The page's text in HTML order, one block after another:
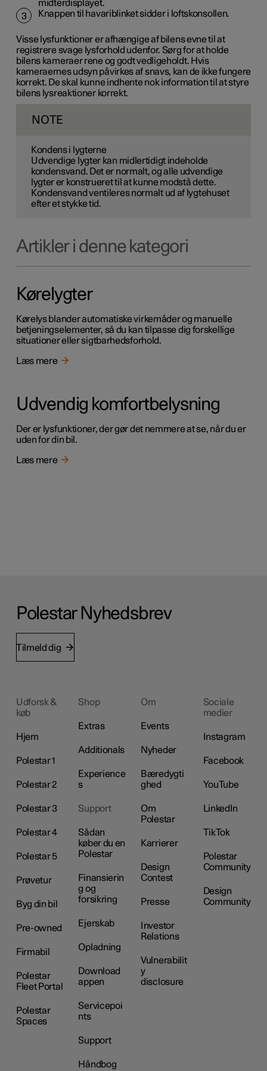
midterdisplayet.
3
Knappen til havariblinket sidder i loftskonsollen.
Visse lysfunktioner er afhængige af bilens evne til at
registrere svage lysforhold udenfor. Sørg for at holde
bilens kameraer rene og godt vedligeholdt. Hvis
kameraernes udsyn påvirkes af snavs, kan de ikke fungere
korrekt. De skal kunne indhente nok information til at styre
bilens lysreaktioner korrekt.
NOTE
Kondens i lygterne
Udvendige lygter kan midlertidigt indeholde
kondensvand. Det er normalt, og alle udvendige
lygter er konstrueret til at kunne modstå dette.
Kondensvand ventileres normalt ud af lygtehuset
efter et stykke tid.
Artikler i denne kategori
Kørelygter
Kørelys blander automatiske virkemåder og manuelle
betjeningselementer, så du kan tilpasse dig forskellige
situationer eller sigtbarhedsforhold.
Læs mere
Udvendig komfortbelysning
Der er lysfunktioner, der gør det nemmere at se, når du er
uden for din bil.
Læs mere
Polestar Nyhedsbrev
Tilmeld dig
Udforsk &
køb
Hjem
Polestar 1
Polestar 2
Polestar 3
Polestar 4
Polestar 5
Prøvetur
Byg din bil
Pre-owned
Firmabil
Polestar
Fleet Portal
Polestar
Spaces
Shop
Extras
Additionals
Experience
s
Support
Sådan
køber du en
Polestar
Finansierin
g og
forsikring
Ejerskab
Opladning
Download
appen
Servicepoi
nts
Support
Håndbog
Om
Events
Nyheder
Bæredygti
ghed
Om
Polestar
Karrierer
Design
Contest
Presse
Investor
Relations
Vulnerabilit
y
disclosure
Sociale
medier
Instagram
Facebook
YouTube
LinkedIn
TikTok
Polestar
Community
Design
Community